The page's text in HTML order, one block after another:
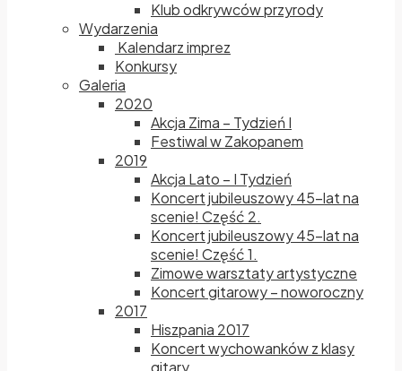
Klub odkrywców przyrody
Wydarzenia
Kalendarz imprez
Konkursy
Galeria
2020
Akcja Zima – Tydzień I
Festiwal w Zakopanem
2019
Akcja Lato – I Tydzień
Koncert jubileuszowy 45-lat na
scenie! Część 2.
Koncert jubileuszowy 45-lat na
scenie! Część 1.
Zimowe warsztaty artystyczne
Koncert gitarowy – noworoczny
2017
Hiszpania 2017
Koncert wychowanków z klasy
gitary